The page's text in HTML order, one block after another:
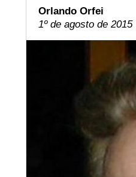
Orlando Orfei
1º de agosto de 2015